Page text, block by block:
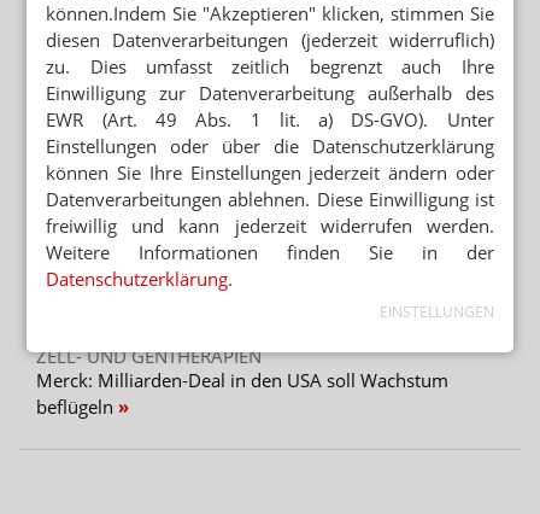
können.Indem Sie "Akzeptieren" klicken, stimmen Sie
diesen Datenverarbeitungen (jederzeit widerruflich)
zu. Dies umfasst zeitlich begrenzt auch Ihre
Einwilligung zur Datenverarbeitung außerhalb des
EWR (Art. 49 Abs. 1 lit. a) DS-GVO). Unter
Einstellungen oder über die Datenschutzerklärung
können Sie Ihre Einstellungen jederzeit ändern oder
Datenverarbeitungen ablehnen. Diese Einwilligung ist
freiwillig und kann jederzeit widerrufen werden.
Weitere Informationen finden Sie in der
Datenschutzerklärung.
EINSTELLUNGEN
FREITAG WIRD AUFSICHTSRATSCHEF
Phoenix übernimmt Kontrolle bei Linda
Mehr aus Ressort
PARTNER VON RX-PLATTFORMEN
Abnehmspritzen: Reimporteur spielt Versandapotheke
RX-MEDIKAMENTE OHNE REZEPT
ZELL- UND GENTHERAPIEN
Merck: Milliarden-Deal in den USA soll Wachstum
beflügeln